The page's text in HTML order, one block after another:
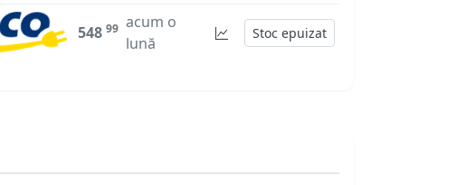
548 99 acum o
lună
Stoc epuizat